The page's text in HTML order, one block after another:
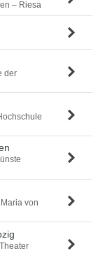
– Riesa
der
von